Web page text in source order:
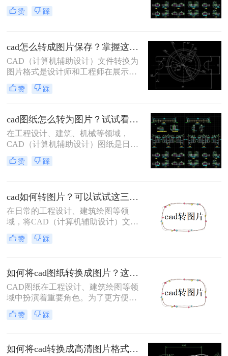
或缺的工具。然而，在某些情况下，
我们可能需要将CAD图纸转换为JPG
查看。那么cad图纸如何转换成jpg格
式呢？本文将详细介绍三种将CAD图
纸转换为JPG图片的方法。
赞 踩
cad怎么转成图片保存？掌握这二招就够了！
CAD（计算机辅助设计）文件转换为
图片格式是设计师和工程师在展示设
计成果时经常遇到的需求。图片格式
因其良好的兼容性和易分享性，成为
理想选择。那么cad怎么转成图片保存
呢？本文将介绍两种将CAD文件转换
为图片的实用方法。
赞 踩
cad图纸怎么转为图片？试试看这3个转换方法！
在工程设计、建筑、机械等领域，
CAD（计算机辅助设计）图纸是日常
工作中不可或缺的重要文件。然而，
为了更方便地分享、存档和展示这些
片呢？本文将详细介绍三种将CAD图
纸转换为图片的实用方法。
赞 踩
cad如何转图片？可以试试这三个方法！
在日常的工程设计、建筑绘图等领
域，将CAD（计算机辅助设计）文件
转换为图片格式是一项常见的任务。
图片格式如JPG、PNG等具有广泛的
文将介绍三种将CAD文件转换为图片
的方法。
赞 踩
如何将cad图纸转换成图片？这4个转换方法了解一下！
CAD图纸在工程设计、建筑绘图等领
域中扮演着重要角色。为了更方便地
分享、展示或存档，将CAD图纸转换
成图片格式成为了一个常见需求。那
法。
赞 踩
如何将cad转换成高清图片格式？分享二个高效转换方法！